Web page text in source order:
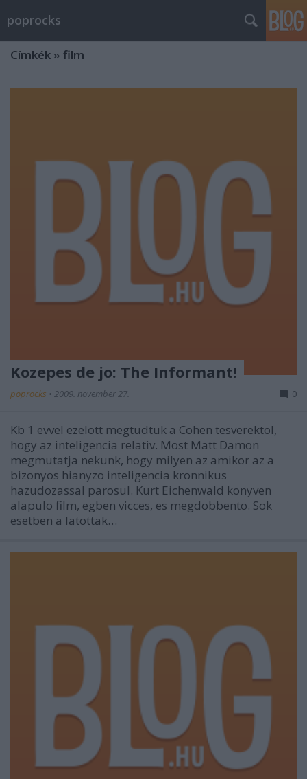
poprocks
Címkék » film
Kozepes de jo: The Informant!
poprocks • 2009. november 27. 0
Kb 1 evvel ezelott megtudtuk a Cohen tesverektol,
hogy az inteligencia relativ. Most Matt Damon
megmutatja nekunk, hogy milyen az amikor az a
bizonyos hianyzo inteligencia kronnikus
hazudozassal parosul. Kurt Eichenwald konyven
alapulo film, egben vicces, es megdobbento. Sok
esetben a latottak…